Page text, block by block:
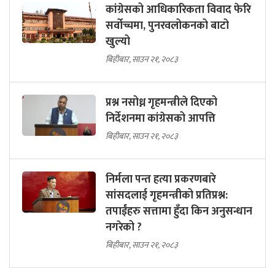
कांग्रेसको आधिकारिकता विवाद फेरि
सर्वोच्चमा, पुनरवलोकनको बाटो
खुल्यो
बिहीबार, साउन २१, २०८३
प्रश्न नसोध्न गृहमन्त्रीले दिएको
निर्देशनमा कांग्रेसको आपत्ति
बिहीबार, साउन २१, २०८३
निर्मला पन्त हत्या प्रकरणबारे
सांसदलाई गृहमन्त्रीको प्रतिप्रश्न:
तपाईंहरु सत्तामा हुँदा किन अनुसन्धान
नगरेको ?
बिहीबार, साउन २१, २०८३